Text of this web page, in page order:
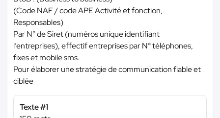
(Code NAF / code APE Activité et fonction,
Responsables)
Par N° de Siret (numéros unique identifiant
l’entreprises), effectif entreprises par N° téléphones,
fixes et mobile sms.
Pour élaborer une stratégie de communication fiable et
ciblée
Texte #1